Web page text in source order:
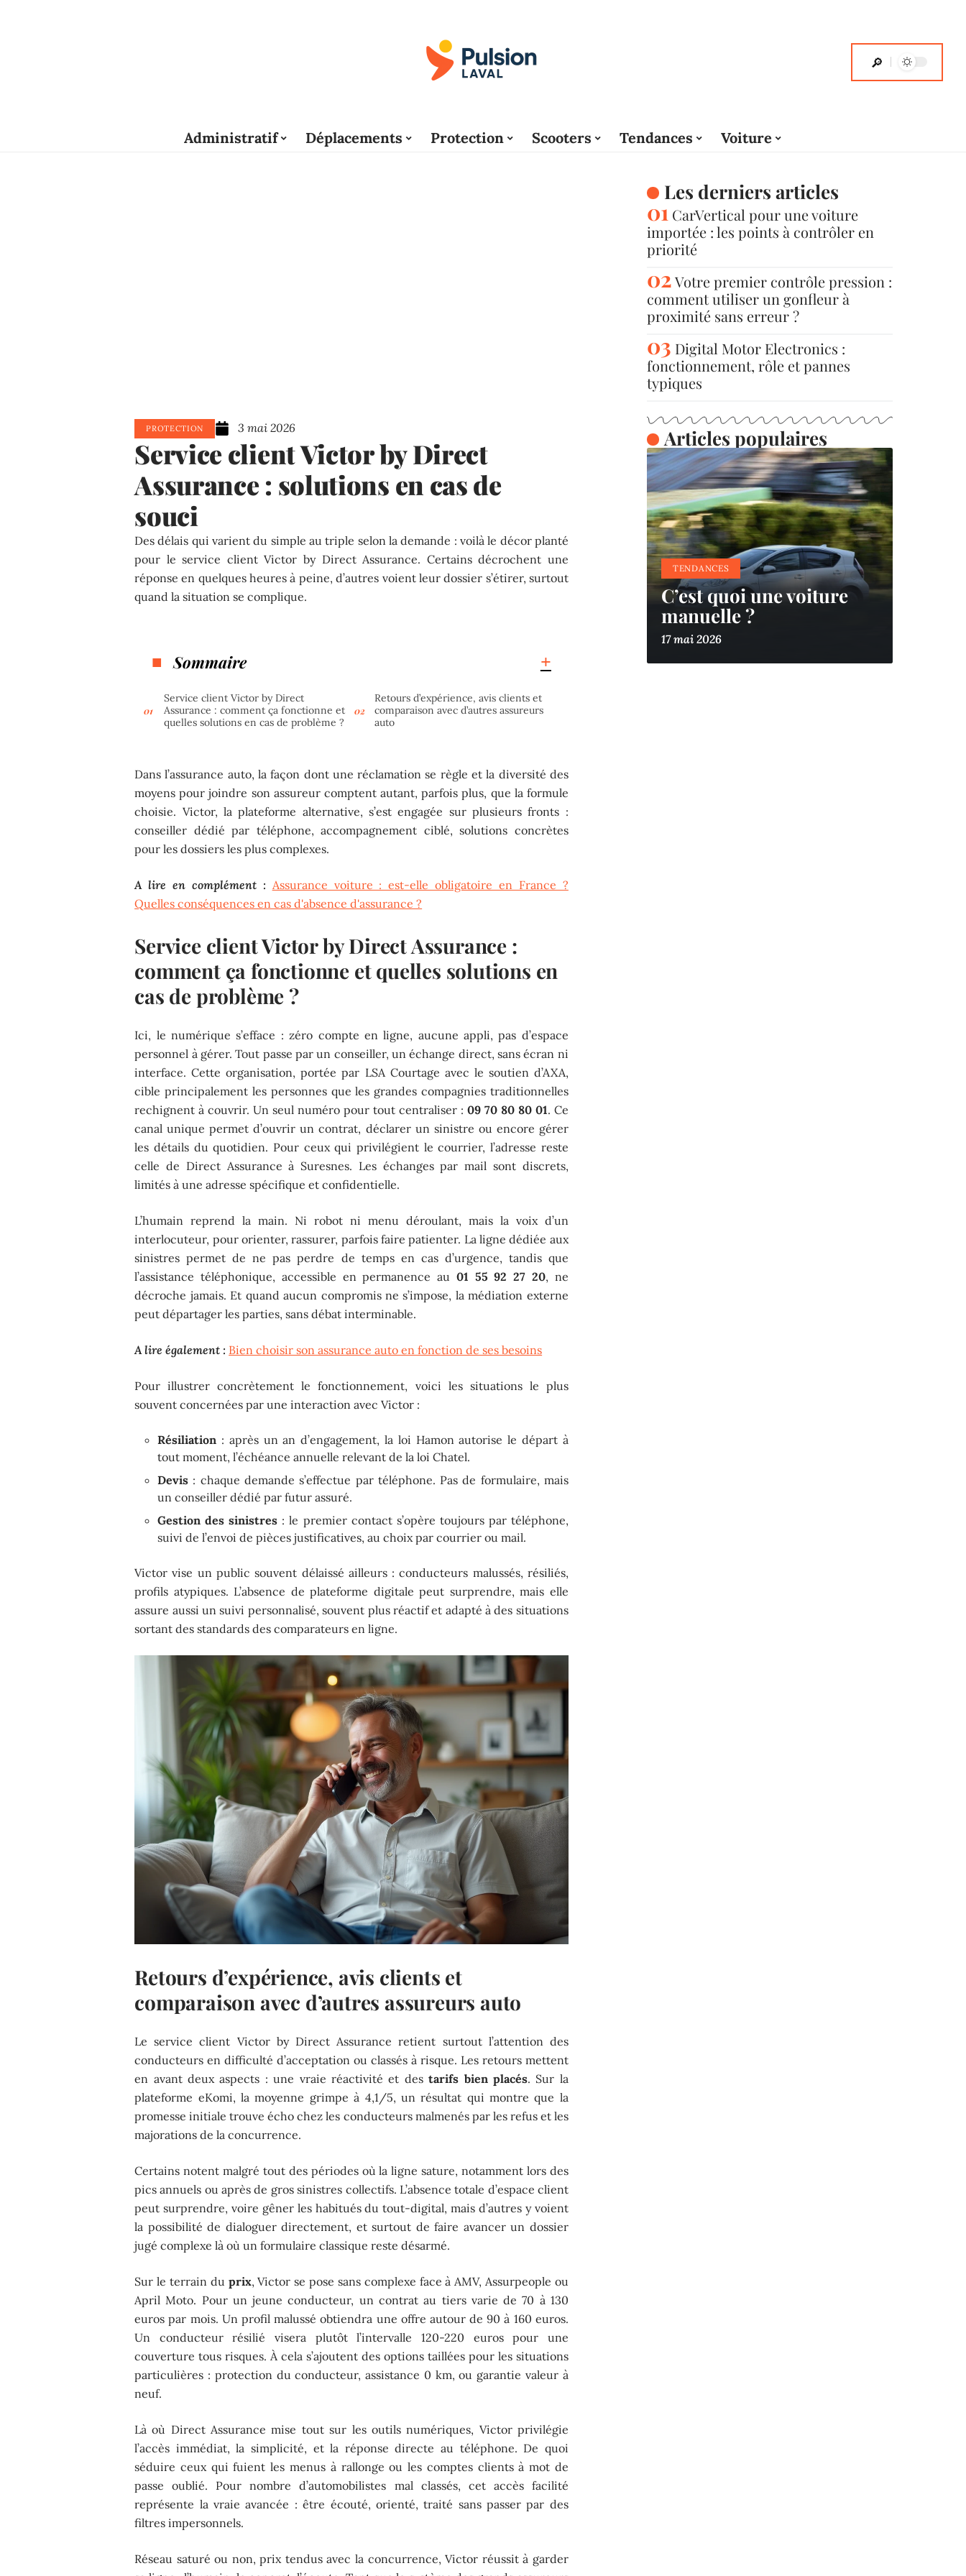
Administratif Déplacements Protection Scooters Tendances Voiture
PROTECTION 3 mai 2026
Service client Victor by Direct
Assurance : solutions en cas de
souci
Des délais qui varient du simple au triple selon la demande : voilà le décor planté
pour le service client Victor by Direct Assurance. Certains décrochent une
réponse en quelques heures à peine, d’autres voient leur dossier s’étirer, surtout
quand la situation se complique.
Sommaire
Service client Victor by Direct
Assurance : comment ça fonctionne et
quelles solutions en cas de problème ?
Retours d’expérience, avis clients et
comparaison avec d’autres assureurs
auto
Dans l’assurance auto, la façon dont une réclamation se règle et la diversité des
moyens pour joindre son assureur comptent autant, parfois plus, que la formule
choisie. Victor, la plateforme alternative, s’est engagée sur plusieurs fronts :
conseiller dédié par téléphone, accompagnement ciblé, solutions concrètes
pour les dossiers les plus complexes.
A lire en complément : Assurance voiture : est-elle obligatoire en France ?
Quelles conséquences en cas d'absence d'assurance ?
Service client Victor by Direct Assurance :
comment ça fonctionne et quelles solutions en
cas de problème ?
Ici, le numérique s’efface : zéro compte en ligne, aucune appli, pas d’espace
personnel à gérer. Tout passe par un conseiller, un échange direct, sans écran ni
interface. Cette organisation, portée par LSA Courtage avec le soutien d’AXA,
cible principalement les personnes que les grandes compagnies traditionnelles
rechignent à couvrir. Un seul numéro pour tout centraliser : 09 70 80 80 01. Ce
canal unique permet d’ouvrir un contrat, déclarer un sinistre ou encore gérer
les détails du quotidien. Pour ceux qui privilégient le courrier, l’adresse reste
celle de Direct Assurance à Suresnes. Les échanges par mail sont discrets,
limités à une adresse spécifique et confidentielle.
L’humain reprend la main. Ni robot ni menu déroulant, mais la voix d’un
interlocuteur, pour orienter, rassurer, parfois faire patienter. La ligne dédiée aux
sinistres permet de ne pas perdre de temps en cas d’urgence, tandis que
l’assistance téléphonique, accessible en permanence au 01 55 92 27 20, ne
décroche jamais. Et quand aucun compromis ne s’impose, la médiation externe
peut départager les parties, sans débat interminable.
A lire également : Bien choisir son assurance auto en fonction de ses besoins
Pour illustrer concrètement le fonctionnement, voici les situations le plus
souvent concernées par une interaction avec Victor :
Résiliation : après un an d’engagement, la loi Hamon autorise le départ à
tout moment, l’échéance annuelle relevant de la loi Chatel.
Devis : chaque demande s’effectue par téléphone. Pas de formulaire, mais
un conseiller dédié par futur assuré.
Gestion des sinistres : le premier contact s’opère toujours par téléphone,
suivi de l’envoi de pièces justificatives, au choix par courrier ou mail.
Victor vise un public souvent délaissé ailleurs : conducteurs malussés, résiliés,
profils atypiques. L’absence de plateforme digitale peut surprendre, mais elle
assure aussi un suivi personnalisé, souvent plus réactif et adapté à des situations
sortant des standards des comparateurs en ligne.
Retours d’expérience, avis clients et
comparaison avec d’autres assureurs auto
Le service client Victor by Direct Assurance retient surtout l’attention des
conducteurs en difficulté d’acceptation ou classés à risque. Les retours mettent
en avant deux aspects : une vraie réactivité et destarifs bien placés. Sur la
plateforme eKomi, la moyenne grimpe à 4,1/5, un résultat qui montre que la
promesse initiale trouve écho chez les conducteurs malmenés par les refus et les
majorations de la concurrence.
Certains notent malgré tout des périodes où la ligne sature, notamment lors des
pics annuels ou après de gros sinistres collectifs. L’absence totale d’espace client
peut surprendre, voire gêner les habitués du tout-digital, mais d’autres y voient
la possibilité de dialoguer directement, et surtout de faire avancer un dossier
jugé complexe là où un formulaire classique reste désarmé.
Sur le terrain du prix, Victor se pose sans complexe face à AMV, Assurpeople ou
April Moto. Pour un jeune conducteur, un contrat au tiers varie de 70 à 130
euros par mois. Un profil malussé obtiendra une offre autour de 90 à 160 euros.
Un conducteur résilié visera plutôt l’intervalle 120-220 euros pour une
couverture tous risques. À cela s’ajoutent des options taillées pour les situations
particulières : protection du conducteur, assistance 0 km, ou garantie valeur à
neuf.
Là où Direct Assurance mise tout sur les outils numériques, Victor privilégie
l’accès immédiat, la simplicité, et la réponse directe au téléphone. De quoi
séduire ceux qui fuient les menus à rallonge ou les comptes clients à mot de
passe oublié. Pour nombre d’automobilistes mal classés, cet accès facilité
représente la vraie avancée : être écouté, orienté, traité sans passer par des
filtres impersonnels.
Réseau saturé ou non, prix tendus avec la concurrence, Victor réussit à garder
Les derniers articles
CarVertical pour une voiture
importée : les points à contrôler en
priorité
Votre premier contrôle pression :
comment utiliser un gonfleur à
proximité sans erreur ?
Digital Motor Electronics :
fonctionnement, rôle et pannes
typiques
Articles populaires
TENDANCES
C’est quoi une voiture
manuelle ?
17 mai 2026